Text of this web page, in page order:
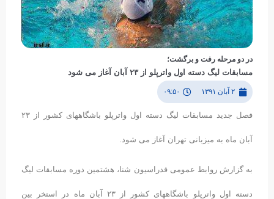
در دو مرحله رفت و برگشت؛
مسابقات لیگ دسته اول واترپلو از ٢٣ آبان آغاز می شود
۲ آبان ۱۳۹۱ ۰۹:۵۰
فصل جدید مسابقات لیگ دسته اول واترپلو باشگاههای کشور از ٢٣
آبان ماه به میزبانی تهران آغاز می شود.
به گزارش روابط عمومی فدراسیون شنا، هشتمین دوره مسابقات لیگ
دسته اول واترپلو باشگاههای کشور از ٢٣ آبان ماه در استخر بین